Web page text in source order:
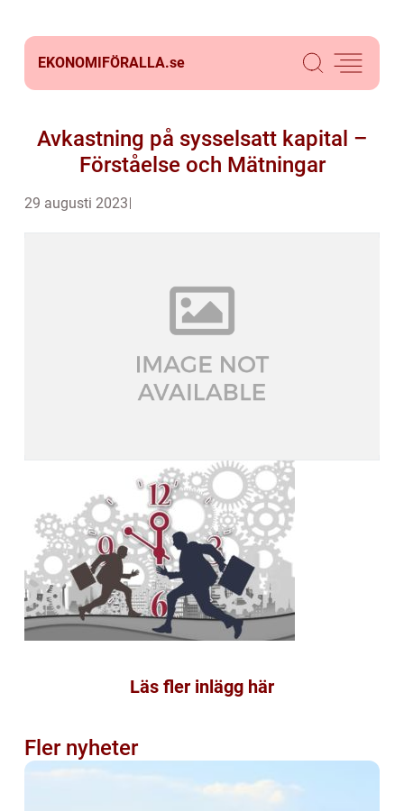
EKONOMIFÖRALLA.se
Avkastning på sysselsatt kapital –
Förståelse och Mätningar
29 augusti 2023
Läs fler inlägg här
Fler nyheter